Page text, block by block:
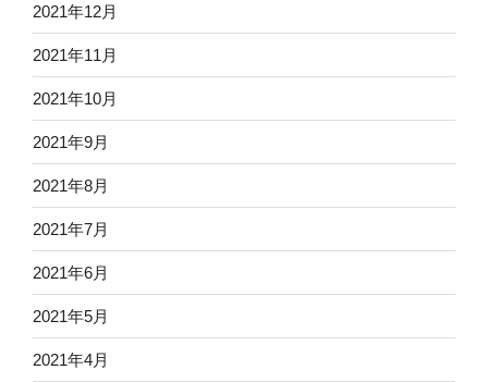
2021年12月
2021年11月
2021年10月
2021年9月
2021年8月
2021年7月
2021年6月
2021年5月
2021年4月